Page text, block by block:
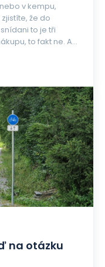
v kempu,
že do
to je tři
to fakt ne. A...
na otázku